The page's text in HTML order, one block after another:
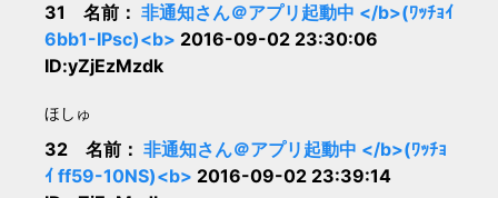
31 名前： 非通知さん＠アプリ起動中 </b>(ﾜｯﾁｮｲ
6bb1-IPsc)<b> 2016-09-02 23:30:06
ID:yZjEzMzdk
ほしゅ
32 名前： 非通知さん＠アプリ起動中 </b>(ﾜｯﾁｮ
ｲ ff59-10NS)<b> 2016-09-02 23:39:14